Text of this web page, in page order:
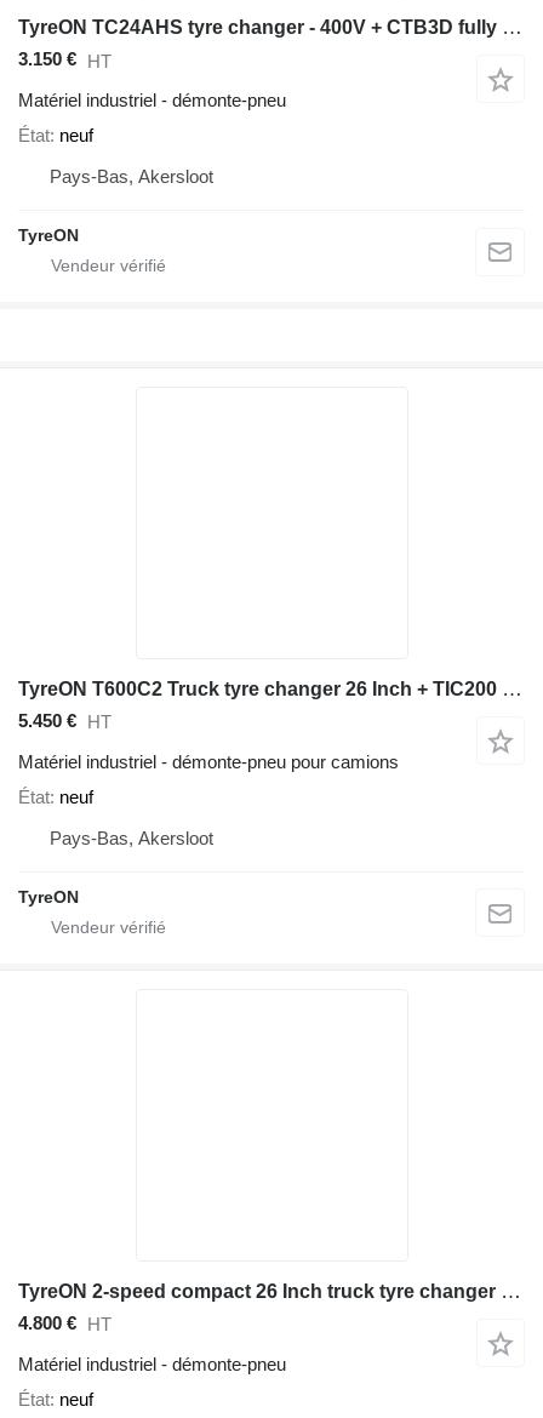
TyreON TC24AHS tyre changer - 400V + CTB3D fully automatic wheelbalance
3.150 € HT
Matériel industriel - démonte-pneu
État neuf
Pays-Bas, Akersloot
TyreON
TyreON T600C2 Truck tyre changer 26 Inch + TIC200 Safety inflation cage
5.450 € HT
Matériel industriel - démonte-pneu pour camions
État neuf
Pays-Bas, Akersloot
TyreON
TyreON 2-speed compact 26 Inch truck tyre changer + truck wheel balance
4.800 € HT
Matériel industriel - démonte-pneu
État neuf